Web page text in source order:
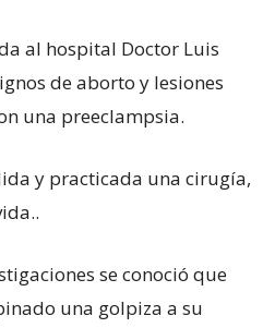
al hospital Doctor Luis
de aborto y lesiones
una preeclampsia.
y practicada una cirugía,
se conoció que
una golpiza a su